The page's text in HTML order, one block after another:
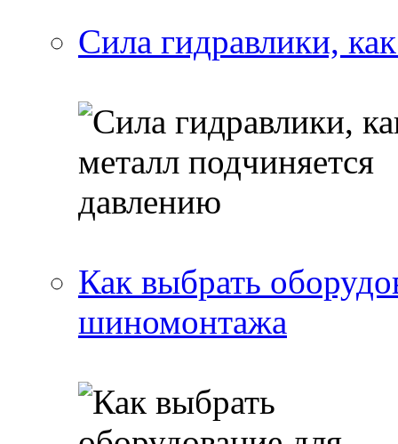
Сила гидравлики,
Как выбрать
шиномонтажа